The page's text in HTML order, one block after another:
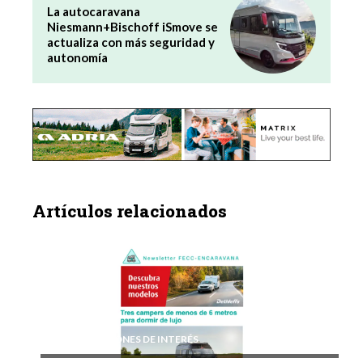
La autocaravana
Niesmann+Bischoff iSmove se
actualiza con más seguridad y
autonomía
Artículos relacionados
INFORMACIONES DE INTERÉS